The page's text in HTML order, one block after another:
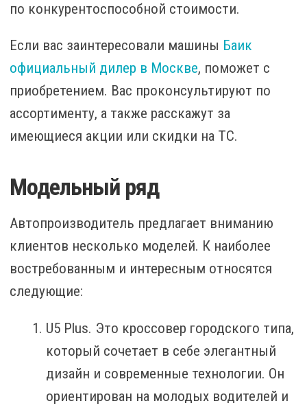
по конкурентоспособной стоимости.
Если вас заинтересовали машины Баик
официальный дилер в Москве, поможет с
приобретением. Вас проконсультируют по
ассортименту, а также расскажут за
имеющиеся акции или скидки на ТС.
Модельный ряд
Автопроизводитель предлагает вниманию
клиентов несколько моделей. К наиболее
востребованным и интересным относятся
следующие:
U5 Plus. Это кроссовер городского типа,
который сочетает в себе элегантный
дизайн и современные технологии. Он
ориентирован на молодых водителей и